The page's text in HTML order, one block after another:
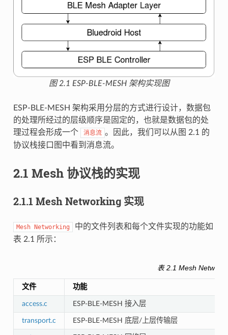
图 2.1 ESP-BLE-MESH 架构实现图
ESP-BLE-MESH 架构采用分层的方式进行设计，数据包
的处理所经过的层级顺序是固定的，也就是数据包的处
理过程会形成一个
消息流 。因此，我们可以从图 2.1 的
协议栈接口图中看到消息流。
2.1 Mesh 协议栈的实现
2.1.1 Mesh Networking 实现
Mesh Networking
中的文件列表和每个文件实现的功能如
表 2.1 所示：
表 2.1 Mesh
文件 功能
access.c ESP-BLE-MESH 接入层
transport.c ESP-BLE-MESH 底层/上层传输层